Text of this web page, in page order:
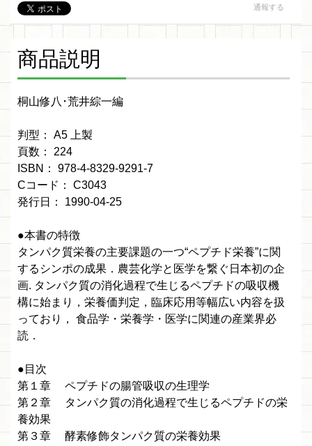
通報する
商品説明
桐山修八･荒井綜一編
判型： A5 上製
頁数： 224
ISBN： 978-4-8329-9291-7
Cコード： C3043
発行日： 1990-04-25
●本書の特徴
タンパク質栄養の主要課題の一つ“ペプチド栄養”に関
するシンポの成果．農芸化学と医学を繋ぐ日本初の企
画. タンパク質の消化過程で生じるペプチドの吸収機
構に始まり，栄養価判定，臨床応用等幅広い内容を扱
っており， 食品学・栄養学・医学に関連の産業界必
読．
●目次
第１章 ペプチドの腸管吸収の生理学
第２章 タンパク質の消化過程で生じるペプチドの栄
養効果
第３章 酵素修飾タンパク質の栄養効果